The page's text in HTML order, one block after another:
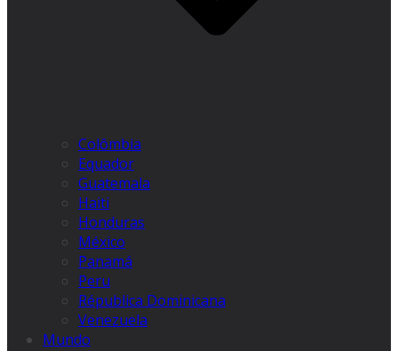
Colômbia
Equador
Guatemala
Haiti
Honduras
México
Panamá
Peru
Républica Dominicana
Venezuela
Mundo